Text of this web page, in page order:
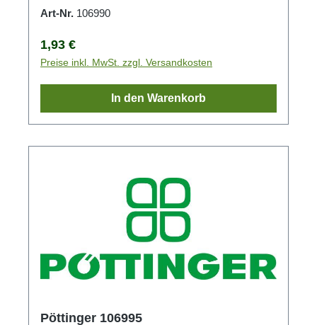
Art-Nr. 106990
Regulärer Preis:
1,93 €
Preise inkl. MwSt. zzgl. Versandkosten
In den Warenkorb
Pöttinger 106995